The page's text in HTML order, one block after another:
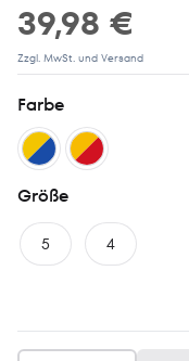
39,98 €
Zzgl. MwSt. und Versand
Farbe
Größe
5 4